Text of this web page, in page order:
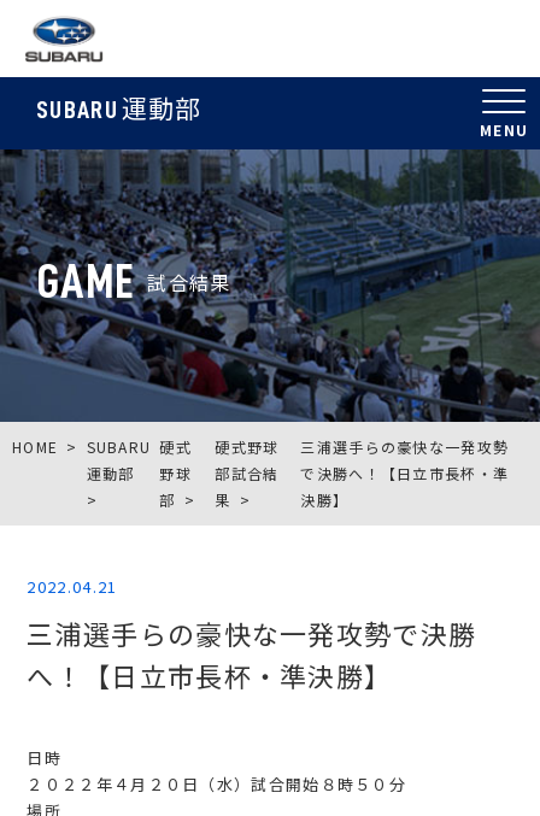
SUBARU 運動部
GAME 試合結果
HOME
SUBARU
運動部
硬式
野球
部
硬式野球
部試合結
果
三浦選手らの豪快な一発攻勢
で決勝へ！【日立市長杯・準
決勝】
2022.04.21
三浦選手らの豪快な一発攻勢で決勝
へ！【日立市長杯・準決勝】
日時
２０２２年４月２０日（水）試合開始８時５０分
場所